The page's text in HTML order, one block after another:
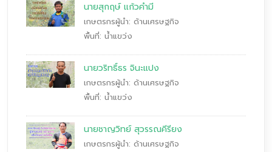
นายสุกฤษ์ แก้วคำมี
เกษตรกรผู้นำ: ด้านเศรษฐกิจ
พื้นที่: น้ำแขว่ง
นายวริทธิ์ธร จินะแปง
เกษตรกรผู้นำ: ด้านเศรษฐกิจ
พื้นที่: น้ำแขว่ง
นายชาญวิทย์ สุวรรณคีรียง
เกษตรกรผู้นำ: ด้านเศรษฐกิจ